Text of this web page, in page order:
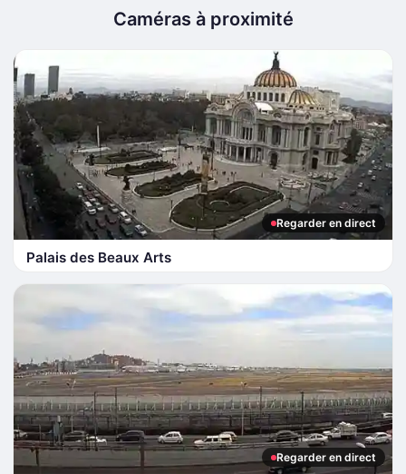
Caméras à proximité
Regarder en direct
Palais des Beaux Arts
Regarder en direct